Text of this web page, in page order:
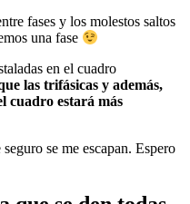
fases y los molestos saltos
una fase
en el cuadro
las trifásicas y además,
cuadro estará más
seguro se me escapan. Espero